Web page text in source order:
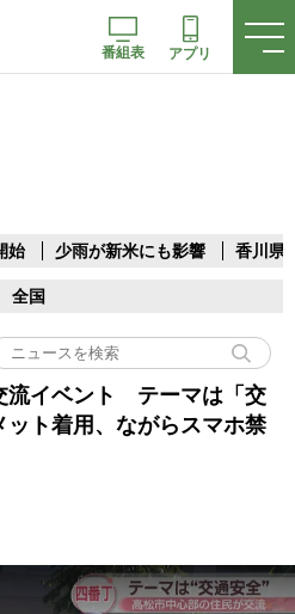
番組表 アプリ
始 少雨が新米にも影響 香川県
全国
流イベント テーマは「交
ト着用、ながらスマホ禁